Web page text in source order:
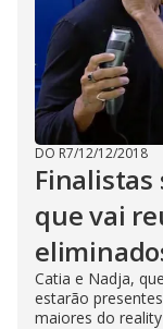
DO R7/12/12/2018
que vai
Catia e Nadja,
estarão
maiores do